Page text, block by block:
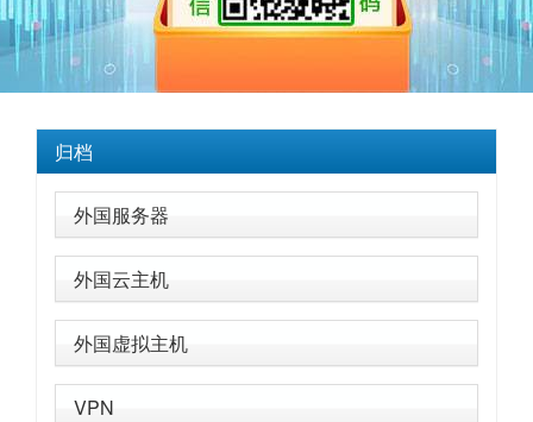
归档
外国服务器
外国云主机
外国虚拟主机
VPN